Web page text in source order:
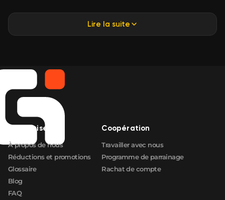
Lire la suite
Entreprise
À propos de nous
Réductions et promotions
Glossaire
Blog
FAQ
Coopération
Travailler avec nous
Programme de parrainage
Rachat de compte